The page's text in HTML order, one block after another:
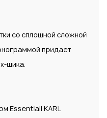
со сплошной сложной
придает
шика.
Essentiall KARL